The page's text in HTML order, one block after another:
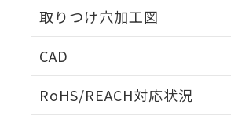
取りつけ穴加工図
CAD
RoHS/REACH対応状況